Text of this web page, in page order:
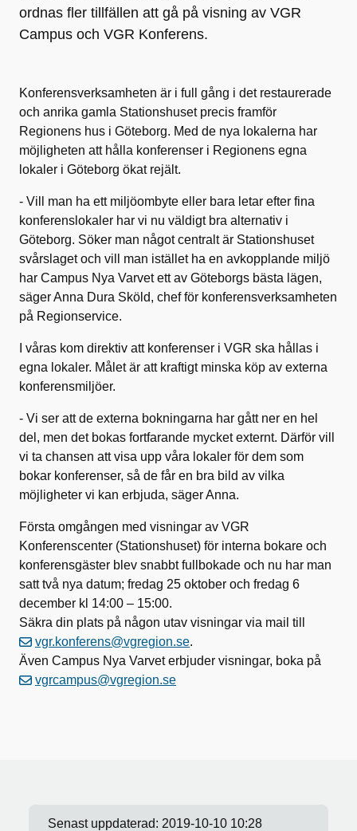
ordnas fler tillfällen att gå på visning av VGR
Campus och VGR Konferens.
Konferensverksamheten är i full gång i det restaurerade
och anrika gamla Stationshuset precis framför
Regionens hus i Göteborg. Med de nya lokalerna har
möjligheten att hålla konferenser i Regionens egna
lokaler i Göteborg ökat rejält.
- Vill man ha ett miljöombyte eller bara letar efter fina
konferenslokaler har vi nu väldigt bra alternativ i
Göteborg. Söker man något centralt är Stationshuset
svårslaget och vill man istället ha en avkopplande miljö
har Campus Nya Varvet ett av Göteborgs bästa lägen,
säger Anna Dura Sköld, chef för konferensverksamheten
på Regionservice.
I våras kom direktiv att konferenser i VGR ska hållas i
egna lokaler. Målet är att kraftigt minska köp av externa
konferensmiljöer.
- Vi ser att de externa bokningarna har gått ner en hel
del, men det bokas fortfarande mycket externt. Därför vill
vi ta chansen att visa upp våra lokaler för dem som
bokar konferenser, så de får en bra bild av vilka
möjligheter vi kan erbjuda, säger Anna.
Första omgången med visningar av VGR
Konferenscenter (Stationshuset) för interna bokare och
konferensgäster blev snabbt fullbokade och nu har man
satt två nya datum; fredag 25 oktober och fredag 6
december kl 14:00 – 15:00.
Säkra din plats på någon utav visningar via mail till
vgr.konferens@vgregion.se.
Även Campus Nya Varvet erbjuder visningar, boka på
vgrcampus@vgregion.se
Senast uppdaterad: 2019-10-10 10:28